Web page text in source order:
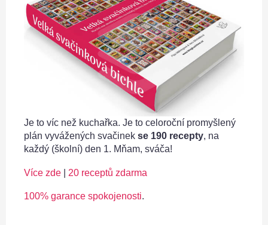
Je to víc než kuchařka. Je to celoroční promyšlený
plán vyvážených svačinek se 190 recepty, na
každý (školní) den 1. Mňam, sváča!
Více zde 20 receptů zdarma
100% garance spokojenosti.